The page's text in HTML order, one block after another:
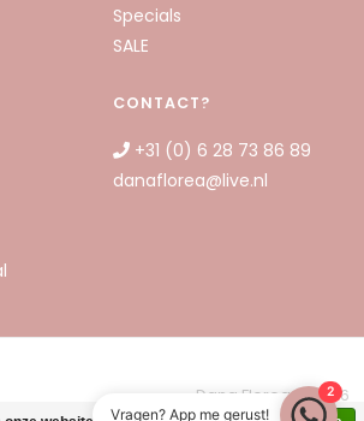
Specials
SALE
CONTACT?
+31 (0) 6 28 73 86 89
danaflorea@live.nl
Dana Florea © 2026
Vragen? App me gerust!
2